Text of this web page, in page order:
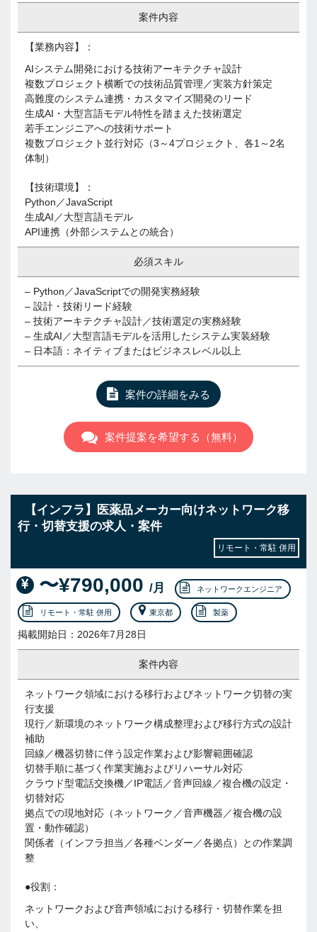
案件内容
【業務内容】：
AIシステム開発における技術アーキテクチャ設計
複数プロジェクト横断での技術品質管理／実装方針策定
高難度のシステム連携・カスタマイズ開発のリード
生成AI・大型言語モデル特性を踏まえた技術選定
若手エンジニアへの技術サポート
複数プロジェクト並行対応（3～4プロジェクト、各1～2名
体制）
【技術環境】：
Python／JavaScript
生成AI／大型言語モデル
API連携（外部システムとの統合）
必須スキル
– Python／JavaScriptでの開発実務経験
– 設計・技術リード経験
– 技術アーキテクチャ設計／技術選定の実務経験
– 生成AI／大型言語モデルを活用したシステム実装経験
– 日本語：ネイティブまたはビジネスレベル以上
案件の詳細をみる
案件提案を希望する（無料）
【インフラ】医薬品メーカー向けネットワーク移
行・切替支援の求人・案件
リモート・常駐 併用
〜¥790,000 /月 ネットワークエンジニア
リモート・常駐 併用 東京都 製薬
掲載開始日：2026年7月28日
案件内容
ネットワーク領域における移行およびネットワーク切替の実
行支援
現行／新環境のネットワーク構成整理および移行方式の設計
補助
回線／機器切替に伴う設定作業および影響範囲確認
切替手順に基づく作業実施およびリハーサル対応
クラウド型電話交換機／IP電話／音声回線／複合機の設定・
切替対応
拠点での現地対応（ネットワーク／音声機器／複合機の設
置・動作確認）
関係者（インフラ担当／各種ベンダー／各拠点）との作業調
整
●役割：
ネットワークおよび音声領域における移行・切替作業を担
い、